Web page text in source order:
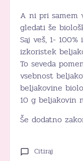
A ni pri samem
gledati še
Saj veš, 1-
izkoristek
To seveda
vsebnost
beljakovine
10 g beljakovin
Še dodatno
Citiraj